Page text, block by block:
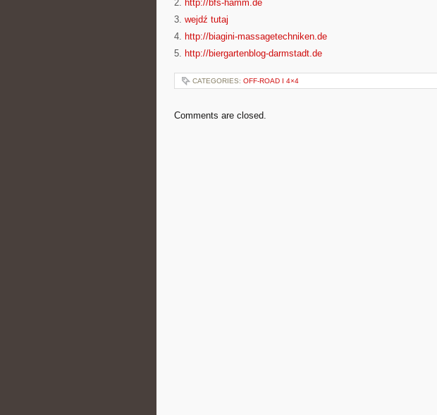
2. http://bfs-hamm.de
3. wejdź tutaj
4. http://biagini-massagetechniken.de
5. http://biergartenblog-darmstadt.de
CATEGORIES: OFF-ROAD I 4×4
Comments are closed.